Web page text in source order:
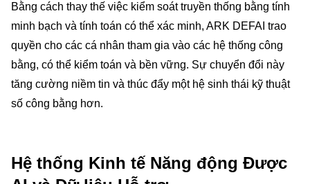
Bằng cách thay thế việc kiểm soát truyền thống bằng tính
minh bạch và tính toán có thể xác minh, ARK DEFAI trao
quyền cho các cá nhân tham gia vào các hệ thống công
bằng, có thể kiểm toán và bền vững. Sự chuyển đổi này
tăng cường niềm tin và thúc đẩy một hệ sinh thái kỹ thuật
số công bằng hơn.
Hệ thống Kinh tế Năng động Được